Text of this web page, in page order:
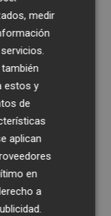
medir
también
estos y
de
aplican
en
a